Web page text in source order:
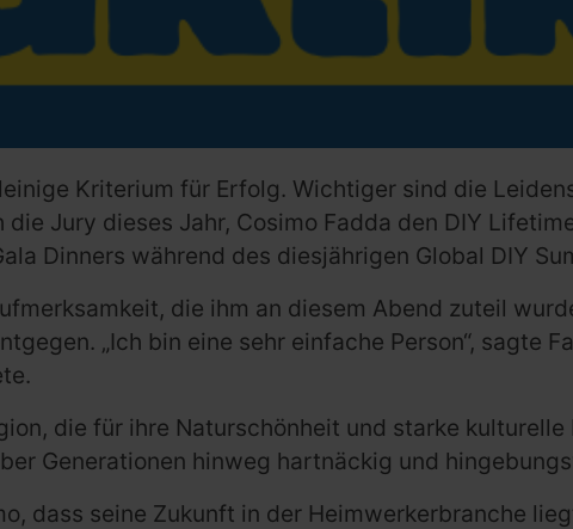
Kriterium für Erfolg. Wichtiger sind die
Jury dieses Jahr, Cosimo Fadda den DIY
Dinners während des diesjährigen Global DIY
die ihm an diesem Abend zuteil
„Ich bin eine sehr einfache Person“, sagte
die für ihre Naturschönheit und starke
Generationen hinweg hartnäckig und
dass seine Zukunft in der Heimwerkerbranche